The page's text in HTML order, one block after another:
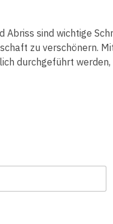
Abriss sind wichtige
zu verschönern.
durchgeführt